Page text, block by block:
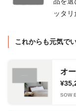
ッタリ
これからも元気で
オ
SOW